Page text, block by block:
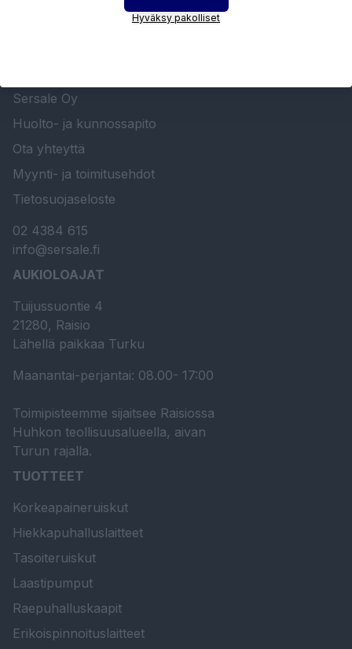
Sersale Oy
Huolto- ja kunnossapito
Ota yhteyttä
Myynti- ja toimitusehdot
Tietosuojaseloste
02 4384 615
info@sersale.fi
AUKIOLOAJAT
Tuijussuontie 4
21280, Raisio
Lähellä paikkaa Turku
Maanantai-perjantai: 08.00- 17:00
Toimipisteemme sijaitsee Raisiossa
Huhkon teollisuusalueella, aivan
Turun rajalla.
TUOTTEET
Korkeapaineruiskut
Hiekkapuhalluslaitteet
Tasoiteruiskut
Laastipumput
Raepuhalluskaapit
Erikoispinnoituslaitteet
Hyväksy pakolliset